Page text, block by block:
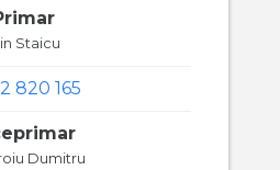
Staicu
820 165
Dumitru